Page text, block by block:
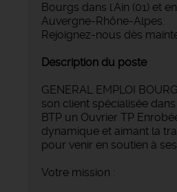
Bourgs dans l'Ain (01) et
Auvergne-Rhône-Alpes.
Rejoignez-nous dès
Description du poste
GENERAL EMPLOI
son client spécialisée
BTP un Ouvrier TP
dynamique et aimant la
pour venir en soutien à
Votre mission :